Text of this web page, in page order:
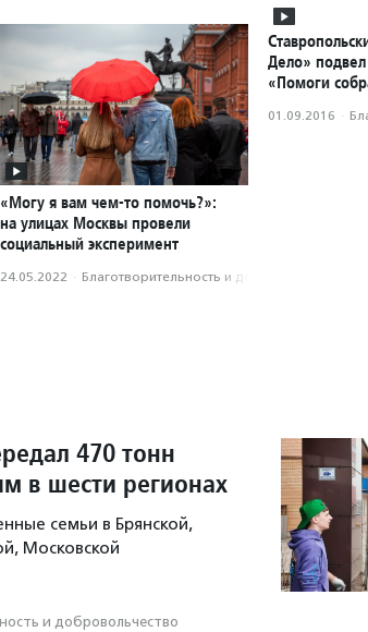
«Могу я вам чем-то помочь?»:
на улицах Москвы провели
социальный эксперимент
24.05.2022 · Благотвори­тель­ность и доброволь­чест­во
Дело»
«Помоги
01.09.2016 ·
470 тонн
в шести регионах
семьи в Брянской,
Московской
и доброволь­чест­во